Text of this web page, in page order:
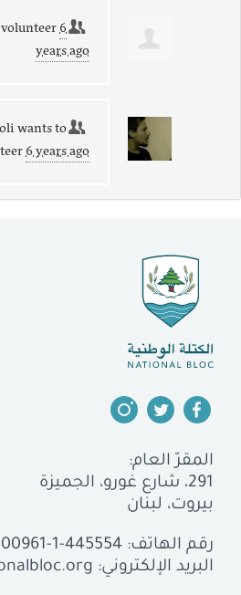
volunteer6
years ago
wants to
6 years ago
المقرّ العام:
291، شارع غورو، الجميزة
بيروت، لبنان
رقم الهاتف:00961-1-445554
البريد الإلكتروني: